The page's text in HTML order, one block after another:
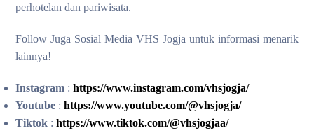
perhotelan dan pariwisata.
Follow Juga Sosial Media VHS Jogja untuk informasi menarik
lainnya!
Instagram : https://www.instagram.com/vhsjogja/
Youtube : https://www.youtube.com/@vhsjogja/
Tiktok : https://www.tiktok.com/@vhsjogjaa/